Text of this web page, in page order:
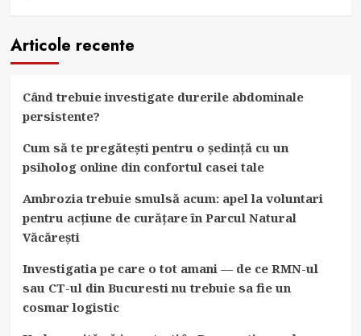
Articole recente
Când trebuie investigate durerile abdominale
persistente?
Cum să te pregătești pentru o ședință cu un
psiholog online din confortul casei tale
Ambrozia trebuie smulsă acum: apel la voluntari
pentru acțiune de curățare în Parcul Natural
Văcărești
Investigatia pe care o tot amani — de ce RMN-ul
sau CT-ul din Bucuresti nu trebuie sa fie un
cosmar logistic